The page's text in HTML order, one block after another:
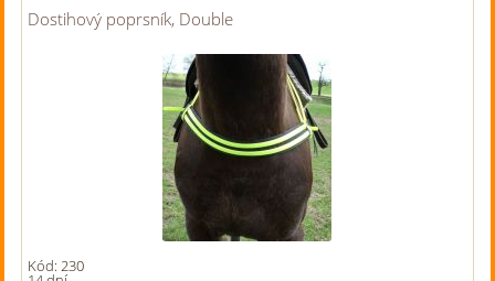
Dostihový poprsník, Double
Kód: 230